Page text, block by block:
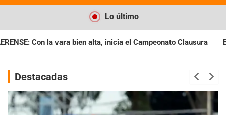
Lo último
el Campeonato Clausura BARILOCHENSE: Preparan una
Destacadas